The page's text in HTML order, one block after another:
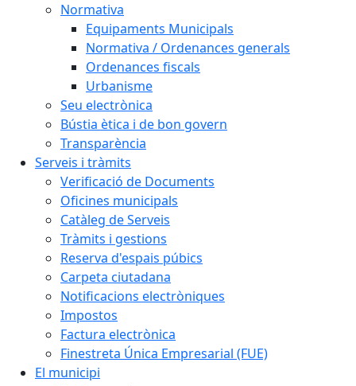
Normativa
Equipaments Municipals
Normativa / Ordenances generals
Ordenances fiscals
Urbanisme
Seu electrònica
Bústia ètica i de bon govern
Transparència
Serveis i tràmits
Verificació de Documents
Oficines municipals
Catàleg de Serveis
Tràmits i gestions
Reserva d'espais púbics
Carpeta ciutadana
Notificacions electròniques
Impostos
Factura electrònica
Finestreta Única Empresarial (FUE)
El municipi